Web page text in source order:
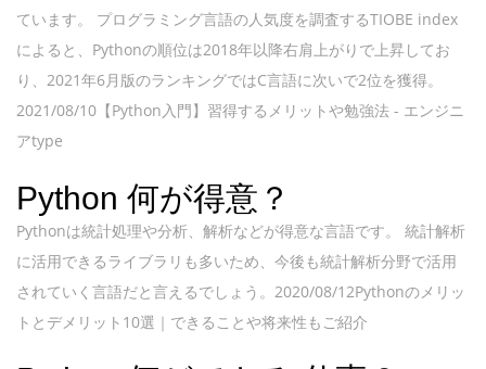
ています。 プログラミング言語の人気度を調査するTIOBE index
によると、Pythonの順位は2018年以降右肩上がりで上昇してお
り、2021年6月版のランキングではC言語に次いで2位を獲得。
2021/08/10【Python入門】習得するメリットや勉強法 - エンジニ
アtype
Python 何が得意？
Pythonは統計処理や分析、解析などが得意な言語です。 統計解析
に活用できるライブラリも多いため、今後も統計解析分野で活用
されていく言語だと言えるでしょう。2020/08/12Pythonのメリッ
トとデメリット10選｜できることや将来性もご紹介